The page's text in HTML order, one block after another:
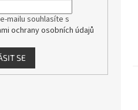
mailu souhlasíte s
ochrany osobních údajů
SE